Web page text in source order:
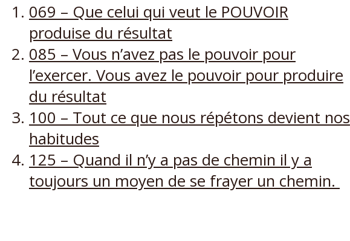
069 – Que celui qui veut le POUVOIR
produise du résultat
085 – Vous n’avez pas le pouvoir pour
l’exercer. Vous avez le pouvoir pour produire
du résultat
100 – Tout ce que nous répétons devient nos
habitudes
125 – Quand il n’y a pas de chemin il y a
toujours un moyen de se frayer un chemin.